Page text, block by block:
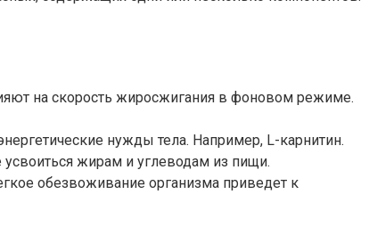
на скорость жиросжигания в фоновом режиме.
нужды тела. Например, L-карнитин.
жирам и углеводам из пищи.
обезвоживание организма приведет к